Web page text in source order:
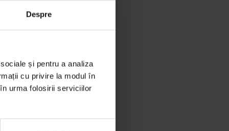
Despre
și pentru a analiza
cu privire la modul în
urma folosirii serviciilor
a început
trăi din
un spațiu
l-a
ei comandă
pe zi și
cu